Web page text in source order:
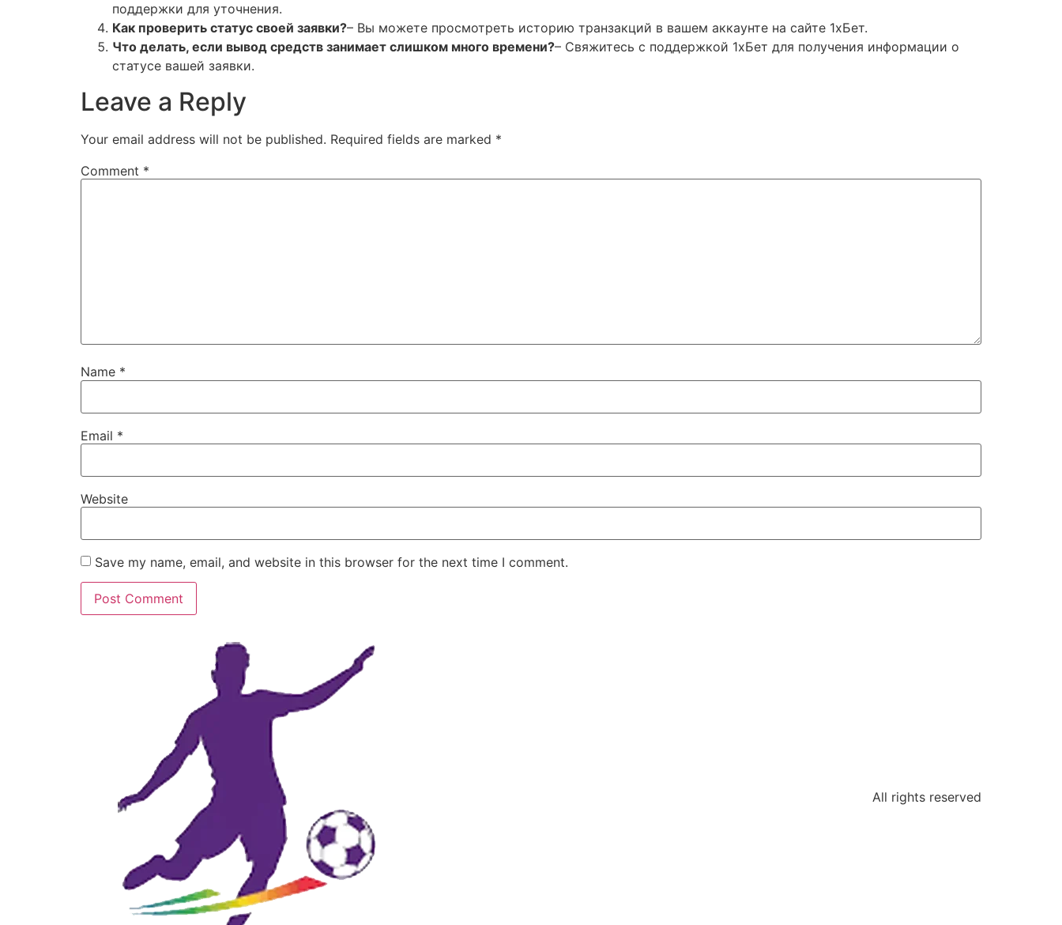
поддержки для уточнения.
Как проверить статус своей заявки?– Вы можете просмотреть историю транзакций в вашем аккаунте на сайте 1хБет.
Что делать, если вывод средств занимает слишком много времени?– Свяжитесь с поддержкой 1хБет для получения информации о
статусе вашей заявки.
Leave a Reply
Your email address will not be published. Required fields are marked *
Comment *
Name *
Email *
Website
Save my name, email, and website in this browser for the next time I comment.
All rights reserved